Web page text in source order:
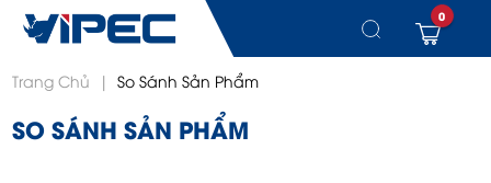
Chuyển
nội
dung
0
Trang Chủ | So Sánh Sản Phẩm
SO SÁNH SẢN PHẨM